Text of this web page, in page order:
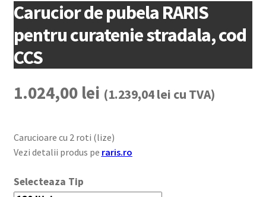
Carucior de pubela RARIS
pentru curatenie stradala, cod
CCS
1.024,00 lei (1.239,04lei cu TVA)
Carucioare cu 2 roti (lize)
Vezi detalii produs pe raris.ro
Tip